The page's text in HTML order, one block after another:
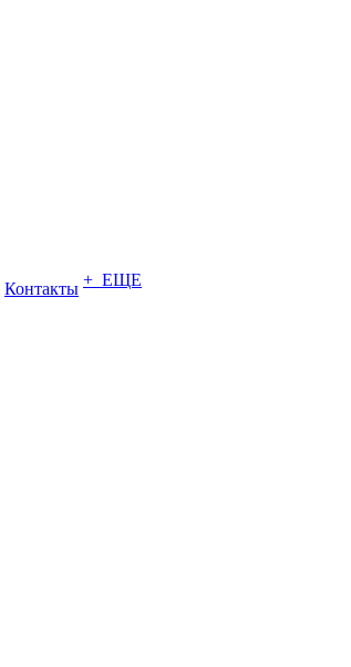
Контакты + ЕЩЕ